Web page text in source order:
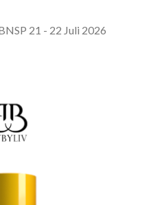
21 - 22 Juli 2026